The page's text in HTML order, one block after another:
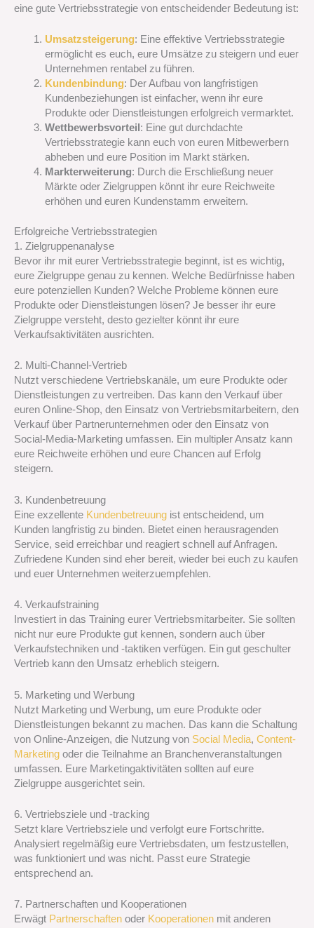
eine gute Vertriebsstrategie von entscheidender Bedeutung ist:
Umsatzsteigerung: Eine effektive Vertriebsstrategie
ermöglicht es euch, eure Umsätze zu steigern und euer
Unternehmen rentabel zu führen.
Kundenbindung: Der Aufbau von langfristigen
Kundenbeziehungen ist einfacher, wenn ihr eure
Produkte oder Dienstleistungen erfolgreich vermarktet.
Wettbewerbsvorteil : Eine gut durchdachte
Vertriebsstrategie kann euch von euren Mitbewerbern
abheben und eure Position im Markt stärken.
Markterweiterung: Durch die Erschließung neuer
Märkte oder Zielgruppen könnt ihr eure Reichweite
erhöhen und euren Kundenstamm erweitern.
Erfolgreiche Vertriebsstrategien
1. Zielgruppenanalyse
Bevor ihr mit eurer Vertriebsstrategie beginnt, ist es wichtig,
eure Zielgruppe genau zu kennen. Welche Bedürfnisse haben
eure potenziellen Kunden? Welche Probleme können eure
Produkte oder Dienstleistungen lösen? Je besser ihr eure
Zielgruppe versteht, desto gezielter könnt ihr eure
Verkaufsaktivitäten ausrichten.
2. Multi-Channel-Vertrieb
Nutzt verschiedene Vertriebskanäle, um eure Produkte oder
Dienstleistungen zu vertreiben. Das kann den Verkauf über
euren Online-Shop, den Einsatz von Vertriebsmitarbeitern, den
Verkauf über Partnerunternehmen oder den Einsatz von
Social-Media-Marketing umfassen. Ein multipler Ansatz kann
eure Reichweite erhöhen und eure Chancen auf Erfolg
steigern.
3. Kundenbetreuung
Eine exzellente Kundenbetreuung ist entscheidend, um
Kunden langfristig zu binden. Bietet einen herausragenden
Service, seid erreichbar und reagiert schnell auf Anfragen.
Zufriedene Kunden sind eher bereit, wieder bei euch zu kaufen
und euer Unternehmen weiterzuempfehlen.
4. Verkaufstraining
Investiert in das Training eurer Vertriebsmitarbeiter. Sie sollten
nicht nur eure Produkte gut kennen, sondern auch über
Verkaufstechniken und -taktiken verfügen. Ein gut geschulter
Vertrieb kann den Umsatz erheblich steigern.
5. Marketing und Werbung
Nutzt Marketing und Werbung, um eure Produkte oder
Dienstleistungen bekannt zu machen. Das kann die Schaltung
von Online-Anzeigen, die Nutzung von Social Media, Content-
Marketing oder die Teilnahme an Branchenveranstaltungen
umfassen. Eure Marketingaktivitäten sollten auf eure
Zielgruppe ausgerichtet sein.
6. Vertriebsziele und -tracking
Setzt klare Vertriebsziele und verfolgt eure Fortschritte.
Analysiert regelmäßig eure Vertriebsdaten, um festzustellen,
was funktioniert und was nicht. Passt eure Strategie
entsprechend an.
7. Partnerschaften und Kooperationen
Erwägt Partnerschaften oder Kooperationen mit anderen